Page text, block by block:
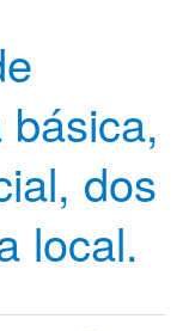
dos
local.